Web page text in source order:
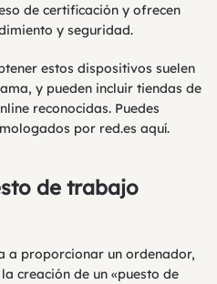
de certificación y ofrecen
y seguridad.
estos dispositivos suelen
y pueden incluir tiendas de
reconocidas. Puedes
por red.es aquí.
de trabajo
a proporcionar un ordenador,
creación de un «puesto de